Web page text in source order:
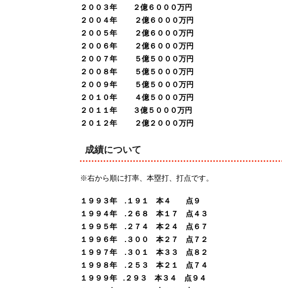
２００３年 ２億６０００万円
２００４年 ２億６０００万円
２００５年 ２億６０００万円
２００６年 ２億６０００万円
２００７年 ５億５０００万円
２００８年 ５億５０００万円
２００９年 ５億５０００万円
２０１０年 ４億５０００万円
２０１１年 ３億５０００万円
２０１２年 ２億２０００万円
成績について
※右から順に打率、本塁打、打点です。
１９９３年 .１９１ 本４ 点９
１９９４年 .２６８ 本１７ 点４３
１９９５年 .２７４ 本２４ 点６７
１９９６年 .３００ 本２７ 点７２
１９９７年 .３０１ 本３３ 点８２
１９９８年 .２５３ 本２１ 点７４
１９９９年 .２９３ 本３４ 点９４